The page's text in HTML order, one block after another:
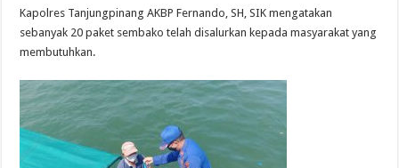
Kapolres Tanjungpinang AKBP Fernando, SH, SIK mengatakan
sebanyak 20 paket sembako telah disalurkan kepada masyarakat yang
membutuhkan.